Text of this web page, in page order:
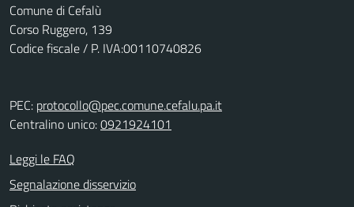
Comune di Cefalù
Corso Ruggero, 139
Codice fiscale / P. IVA:00110740826
PEC: protocollo@pec.comune.cefalu.pa.it
Centralino unico:0921924101
Leggi le FAQ
Segnalazione disservizio